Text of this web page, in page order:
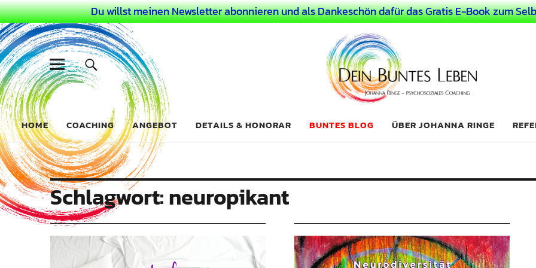
Du willst meinen Newsletter abonnieren und als Dankeschön dafür das Gratis E-Book zum
Dein Buntes Leben
COACHING FÜR DEIN BUNTES LEBEN ALS AUSSERGEWÖHNLICHER MENSCH
HOME COACHING ANGEBOT DETAILS & HONORAR BUNTES BLOG ÜBER JOHANNA RINGE
Schlagwort:neuropikant